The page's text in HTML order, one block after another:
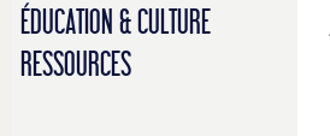
ÉDUCATION & CULTURE
RESSOURCES